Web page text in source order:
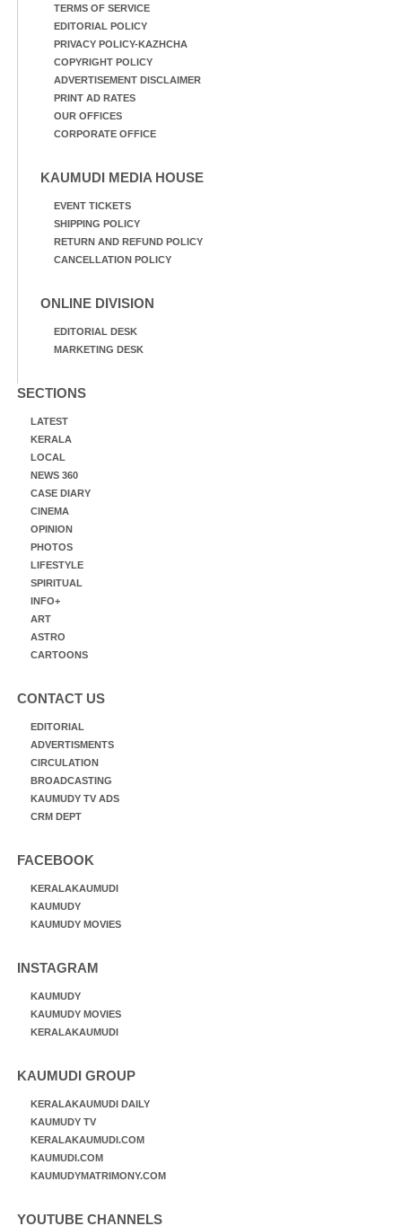
TERMS OF SERVICE
EDITORIAL POLICY
PRIVACY POLICY-KAZHCHA
COPYRIGHT POLICY
ADVERTISEMENT DISCLAIMER
PRINT AD RATES
OUR OFFICES
CORPORATE OFFICE
KAUMUDI MEDIA HOUSE
EVENT TICKETS
SHIPPING POLICY
RETURN AND REFUND POLICY
CANCELLATION POLICY
ONLINE DIVISION
EDITORIAL DESK
MARKETING DESK
SECTIONS
LATEST
KERALA
LOCAL
NEWS 360
CASE DIARY
CINEMA
OPINION
PHOTOS
LIFESTYLE
SPIRITUAL
INFO+
ART
ASTRO
CARTOONS
CONTACT US
EDITORIAL
ADVERTISMENTS
CIRCULATION
BROADCASTING
KAUMUDY TV ADS
CRM DEPT
FACEBOOK
KERALAKAUMUDI
KAUMUDY
KAUMUDY MOVIES
INSTAGRAM
KAUMUDY
KAUMUDY MOVIES
KERALAKAUMUDI
KAUMUDI GROUP
KERALAKAUMUDI DAILY
KAUMUDY TV
KERALAKAUMUDI.COM
KAUMUDI.COM
KAUMUDYMATRIMONY.COM
YOUTUBE CHANNELS